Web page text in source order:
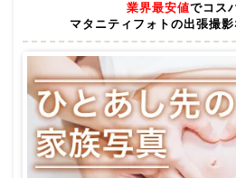
業界最安値でコス
マタニティフォトの出張撮影